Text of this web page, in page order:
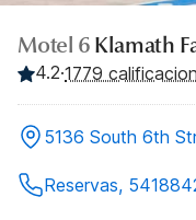
Motel 6 Klamath
4.2·1779
5136 South 6th
Reservas,